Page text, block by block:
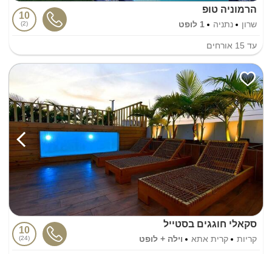
הרמוניה טופ
שרון נתניה 1 לופט
10
2
עד 15 אורחים
סקאלי חוגגים בסטייל
קריות קרית אתא וילה + לופט
10
24